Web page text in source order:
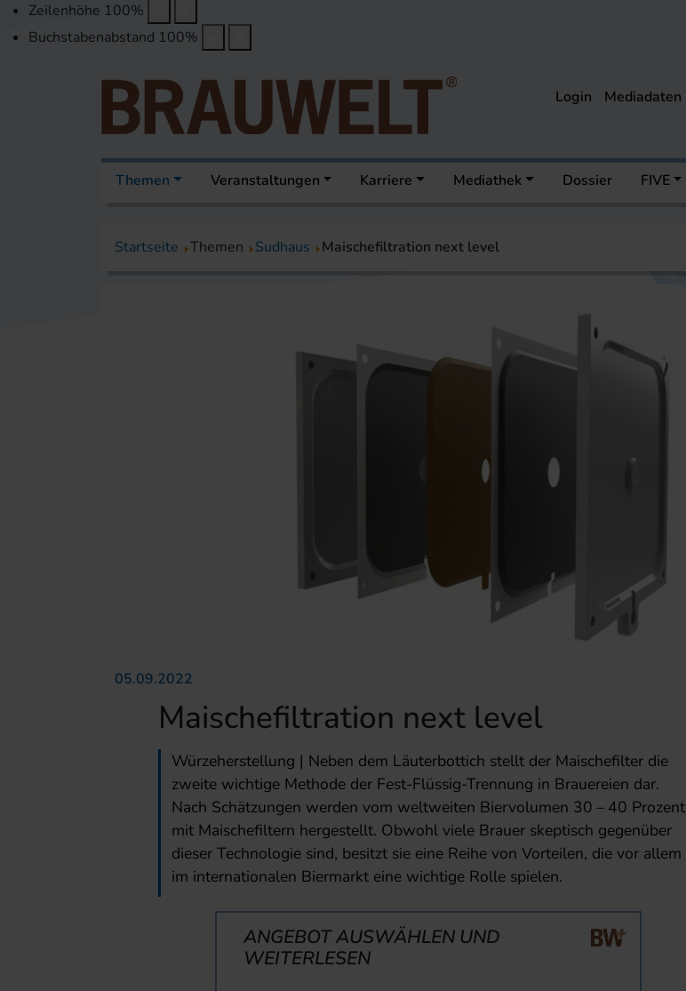
Zeilenhöhe 100%
Buchstabenabstand 100%
Login Mediadaten
Themen Veranstaltungen Karriere Mediathek Dossier FIVE
Startseite Themen Sudhaus Maischefiltration next level
05.09.2022
Maischefiltration next level
Würzeherstellung | Neben dem Läuterbottich stellt der Mai­schefilter die
zweite wichtige Methode der Fest-Flüssig-Trennung in Brauereien dar.
Nach Schätzungen werden vom weltweiten Biervolumen 30 – 40 Prozent
mit Maischefiltern hergestellt. Ob­wohl viele Brauer skeptisch gegenüber
dieser Technologie sind, besitzt sie eine Reihe von Vorteilen, die vor allem
im internationalen Biermarkt eine wichtige Rolle spielen.
ANGEBOT AUSWÄHLEN UND
WEITERLESEN